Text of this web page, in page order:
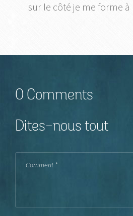
sur le côté je me forme
0 Comments
Dites-nous tout